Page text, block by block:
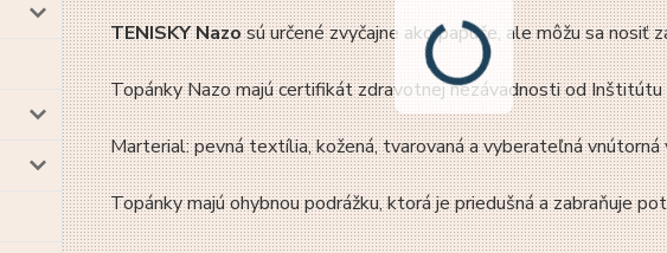
TENISKY Nazosú určené zvyčajne ako papuče, ale môžu sa nosiť
Topánky Nazo majú certifikát zdravotnej nezávadnosti od
Marterial: pevná textília, kožená, tvarovaná a vyberateľná
Topánky majú ohybnou podrážku, ktorá je priedušná a zabraňuje